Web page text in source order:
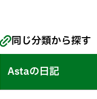
同じ分類から探す
Astaの日記